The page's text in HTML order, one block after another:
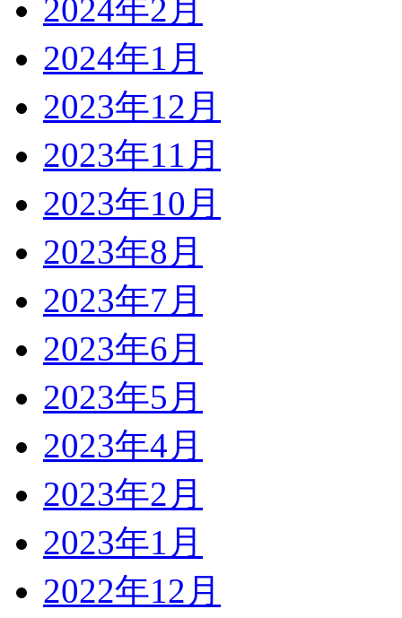
2024年2月
2024年1月
2023年12月
2023年11月
2023年10月
2023年8月
2023年7月
2023年6月
2023年5月
2023年4月
2023年2月
2023年1月
2022年12月